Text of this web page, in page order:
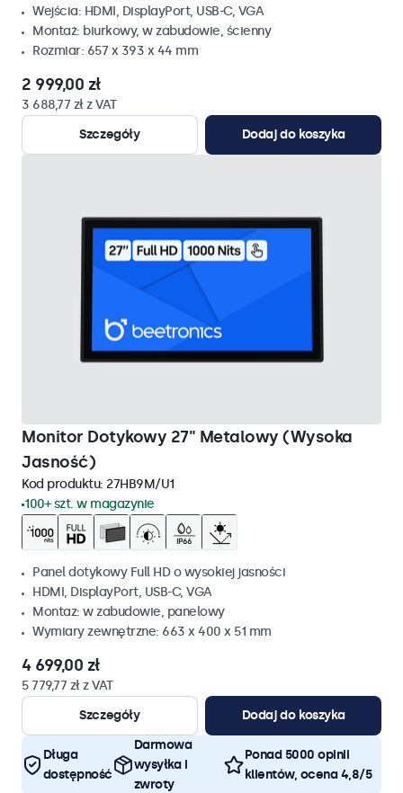
Wejścia: HDMI, DisplayPort, USB-C, VGA
Montaż: biurkowy, w zabudowie, ścienny
Rozmiar: 657 x 393 x 44 mm
2 999,00 zł
3 688,77 zł z VAT
Szczegóły
Dodaj do koszyka
Monitor Dotykowy 27" Metalowy (Wysoka
Jasność)
Kod produktu: 27HB9M/U1
100+ szt. w magazynie
Panel dotykowy Full HD o wysokiej jasności
HDMI, DisplayPort, USB-C, VGA
Montaz: w zabudowie, panelowy
Wymiary zewnętrzne: 663 x 400 x 51 mm
4 699,00 zł
5 779,77 zł z VAT
Szczegóły
Dodaj do koszyka
Długa
dostępność
Darmowa
wysyłka i
zwroty
Ponad 5000 opinii
klientów, ocena 4,8/5